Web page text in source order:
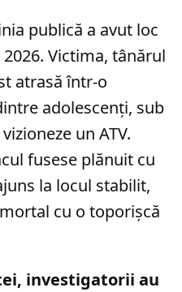
publică a avut loc
Victima, tânărul
atrasă într-o
adolescenți, sub
un ATV.
fusese plănuit cu
la locul stabilit,
cu o toporișcă
investigatorii au